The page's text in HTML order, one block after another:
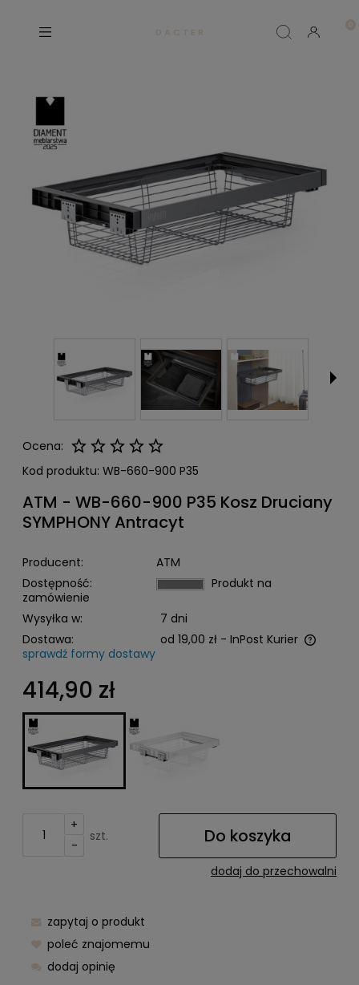
D A C T E R
Ocena:
Kod produktu: WB-660-900 P35
ATM - WB-660-900 P35 Kosz Druciany
SYMPHONY Antracyt
Producent:
ATM
Dostępność:
Produkt na
zamówienie
Wysyłka w:
7 dni
Dostawa:
od 19,00 zł - InPost Kurier
Cena nie zawiera ewentualnych kosztów płatności
sprawdź formy dostawy
414,90 zł
+
-
szt. Do koszyka
dodaj do przechowalni
zapytaj o produkt
poleć znajomemu
dodaj opinię